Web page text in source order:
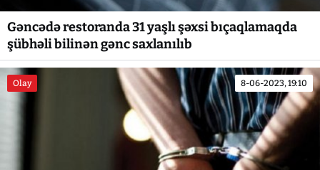
Gəncədə restoranda 31 yaşlı şəxsi bıçaqlamaqda
şübhəli bilinən gənc saxlanılıb
Olay 8-06-2023, 19:10